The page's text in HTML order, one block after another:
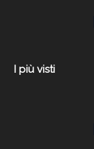
I più visti